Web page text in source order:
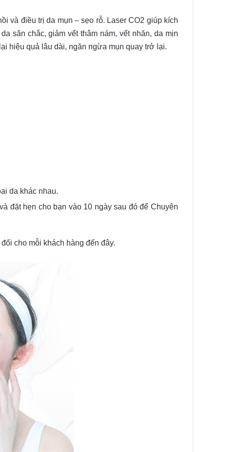
và điều trị da mụn – sẹo rỗ. Laser CO2 giúp kích
săn chắc, giảm vết thâm nám, vết nhăn, da mịn
hiệu quả lâu dài, ngăn ngừa mụn quay trở lại.
da khác nhau.
đặt hẹn cho bạn vào 10 ngày sau đó để Chuyên
cho mỗi khách hàng đến đây.